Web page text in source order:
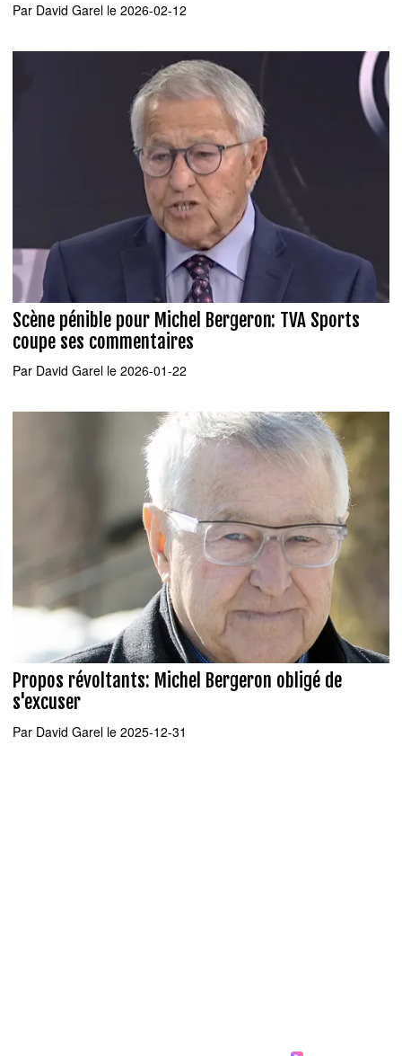
Par David Garel le 2026-02-12
Scène pénible pour Michel Bergeron: TVA Sports
coupe ses commentaires
Par David Garel le 2026-01-22
Propos révoltants: Michel Bergeron obligé de
s'excuser
Par David Garel le 2025-12-31